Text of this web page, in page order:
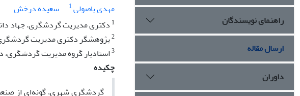
مهدی باصولی1 سعیده درخش
1 دکتری مدیریت گردشگری، جهاد
2پژوهشگر دکتری مدیریت
3استادیار گروه مدیریت گردشگری،
چکیده
گردشگری شهری، گونه‌ای از
راهنمای نویسندگان
ارسال مقاله
داوران